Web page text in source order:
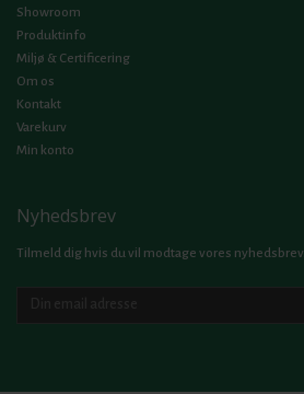
Showroom
Produktinfo
Miljø & Certificering
Om os
Kontakt
Varekurv
Min konto
Nyhedsbrev
Tilmeld dig hvis du vil modtage vores nyhedsbrev.